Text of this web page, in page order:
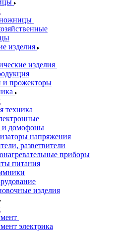
изделия
изделия
и прожекторы
техника
и домофоны
напряжения
разветвители
приборы
питания
изделия
электрика